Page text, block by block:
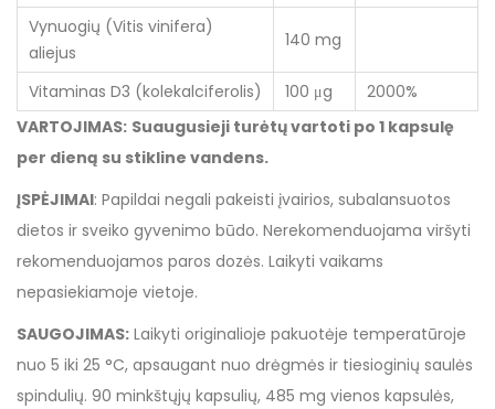
Vynuogių (Vitis vinifera)
aliejus
140 mg
Vitaminas D3 (kolekalciferolis) 100 μg
2000%
VARTOJIMAS: Suaugusieji turėtų vartoti po 1 kapsulę
per dieną su stikline vandens.
ĮSPĖJIMAI: Papildai negali pakeisti įvairios, subalansuotos
dietos ir sveiko gyvenimo būdo. Nerekomenduojama viršyti
rekomenduojamos paros dozės. Laikyti vaikams
nepasiekiamoje vietoje.
SAUGOJIMAS: Laikyti originalioje pakuotėje temperatūroje
nuo 5 iki 25 °C, apsaugant nuo drėgmės ir tiesioginių saulės
spindulių. 90 minkštųjų kapsulių, 485 mg vienos kapsulės,